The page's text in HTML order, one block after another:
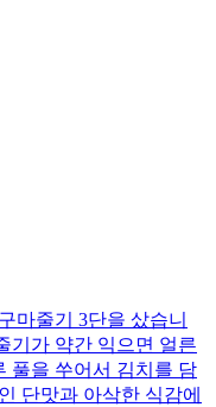
마줄기 3단을 샀습니
기가 약간 익으면 얼른
풀을 쑤어서 김치를 담
단맛과 아삭한 식감에